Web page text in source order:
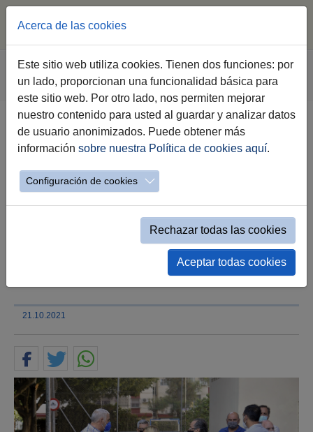
Saltar al contenido principal
Estás aquí:
Jerez.es Webs Municipales
Sala de Prensa
Nota de Prensa
El Gobierno municipal pedirá la
titularidad de las calles privadas
de Princi Jerez a los vecinos para
La alcaldesa, Mamen Sánchez, ha visitado la
citada barriada para conocer las nuevas
demandas de actuación por parte del
21.10.2021
Acerca de las cookies
Este sitio web utiliza cookies. Tienen dos funciones: por
un lado, proporcionan una funcionalidad básica para
este sitio web. Por otro lado, nos permiten mejorar
nuestro contenido para usted al guardar y analizar datos
de usuario anonimizados. Puede obtener más
información sobre nuestra Política de cookies aquí.
Configuración de cookies
Rechazar todas las cookies
Aceptar todas cookies